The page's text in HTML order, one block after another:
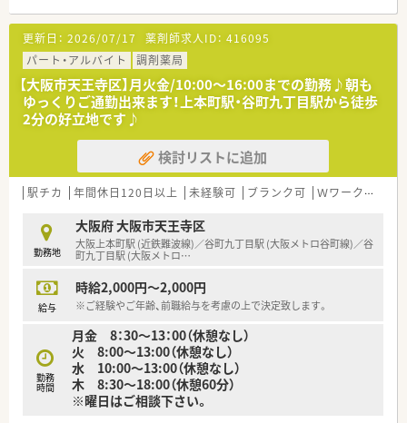
≪ 業務内容 ≫
■１日の平均処方箋枚数は35～45枚。
■主に総合病院を応需しています！
■薬剤師の方は常勤2名、パート10名の常時複数名体制で、事務
の方もいらっしゃいます。
≪ 研修制度 ≫
■定期的に勉強会を大阪エリアで開催をされており、任意で参加
することができます。
■新人社員研修、薬局OJT研修、在宅医療研修、認定薬剤師支援制
度、月１回の定期全体研修会など一緒にスキルアップを考えてお
ります。
≪ こんな会社です ≫
■関西を中心に130店舗以上ある調剤薬局チェーン！
■代表は女性薬剤師様で子育ても経験されており、女性の働き方
■薬局事業の他にも、医師の開業支援事業も手掛けており、クリ
ニックの開院と同時に新規出店をおこないますので、医師との協
■店舗づくりにもこだわりを持っており、患者様がお薬を受け取
るまでの時間を少しでも
ストレスなく過ごして頂く為、内外装共にオシャレな雰囲気作り
を心掛け、海外雑貨などので店舗を楽しく飾り付けております。
■会社の中には役職が無く、社員からのボトムアップを非常に大
更新日： 2026/07/17 薬剤師求人ID： 416095
パート・アルバイト
調剤薬局
【大阪市天王寺区】月火金/10:00～16:00までの勤務♪朝も
ゆっくりご通勤出来ます！上本町駅・谷町九丁目駅から徒歩
2分の好立地です♪
検討リストに追加
駅チカ 年間休日120日以上 未経験可 ブランク可 Ｗワーク可
勤務地
大阪府 大阪市天王寺区
大阪上本町駅 (近鉄難波線)／谷町九丁目駅 (大阪メトロ谷町線)／谷
町九丁目駅 (大阪メトロ…
給与
時給2,000円～2,000円
※ご経験やご年齢、前職給与を考慮の上で決定致します。
勤務
時間
月金 8：30～13：00（休憩なし）
火 8:00～13:00（休憩なし）
水 10:00～13:00（休憩なし）
木 8:30～18:00（休憩60分）
※曜日はご相談下さい。